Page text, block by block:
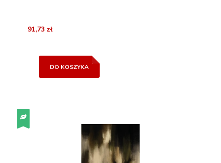
91,73 zł
DO KOSZYKA